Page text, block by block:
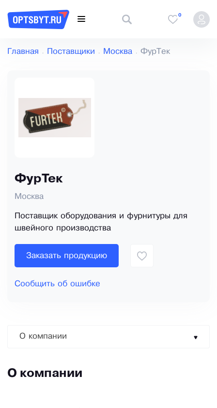
0
Главная Поставщики Москва ФурТек
ФурТек
Москва
Поставщик оборудования и фурнитуры для
швейного производства
Заказать продукцию
Сообщить об ошибке
О компании
О компании